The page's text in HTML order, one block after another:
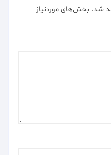
شد. بخش‌های موردنیاز